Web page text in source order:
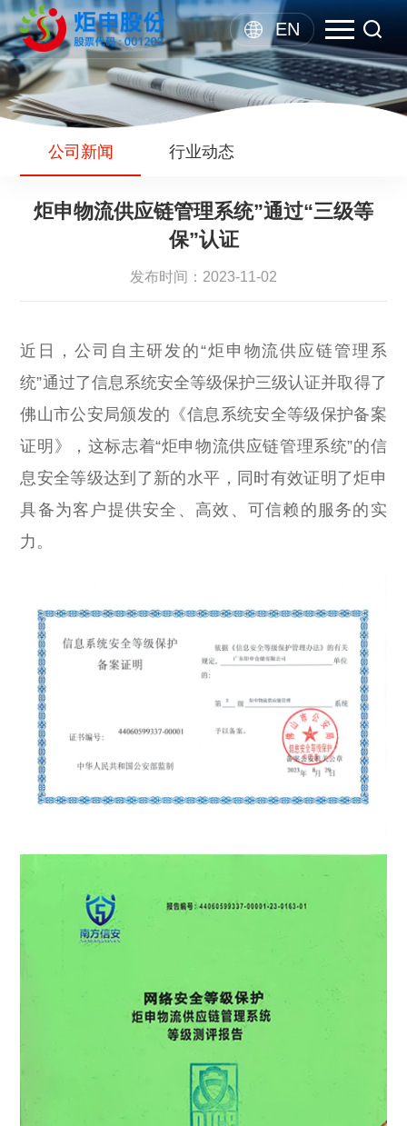
EN
公司新闻 行业动态
炬申物流供应链管理系统”通过“三级等
保”认证
发布时间：2023-11-02
近日，公司自主研发的“炬申物流供应链管理系
统”通过了信息系统安全等级保护三级认证并取得了
佛山市公安局颁发的《信息系统安全等级保护备案
证明》，这标志着“炬申物流供应链管理系统”的信
息安全等级达到了新的水平，同时有效证明了炬申
具备为客户提供安全、高效、可信赖的服务的实
力。